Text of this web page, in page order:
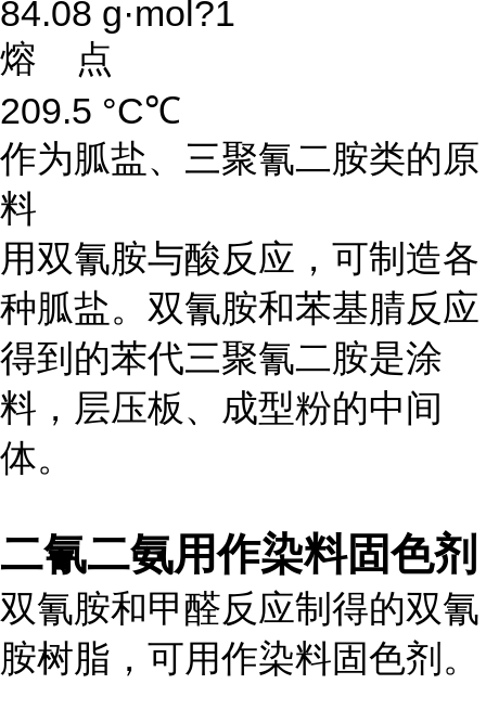
84.08 g·mol?1
熔 点
209.5 °C℃
作为胍盐、三聚氰二胺类的原
料
用双氰胺与酸反应，可制造各
种胍盐。双氰胺和苯基腈反应
得到的苯代三聚氰二胺是涂
料，层压板、成型粉的中间
体。
二氰二氨用作染料固色剂
双氰胺和甲醛反应制得的双氰
胺树脂，可用作染料固色剂。